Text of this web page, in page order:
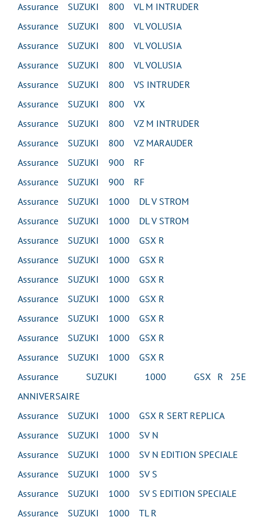
Assurance SUZUKI 800 VL M INTRUDER
Assurance SUZUKI 800 VL VOLUSIA
Assurance SUZUKI 800 VL VOLUSIA
Assurance SUZUKI 800 VL VOLUSIA
Assurance SUZUKI 800 VS INTRUDER
Assurance SUZUKI 800 VX
Assurance SUZUKI 800 VZ M INTRUDER
Assurance SUZUKI 800 VZ MARAUDER
Assurance SUZUKI 900 RF
Assurance SUZUKI 900 RF
Assurance SUZUKI 1000 DL V STROM
Assurance SUZUKI 1000 DL V STROM
Assurance SUZUKI 1000 GSX R
Assurance SUZUKI 1000 GSX R
Assurance SUZUKI 1000 GSX R
Assurance SUZUKI 1000 GSX R
Assurance SUZUKI 1000 GSX R
Assurance SUZUKI 1000 GSX R
Assurance SUZUKI 1000 GSX R
Assurance SUZUKI 1000 GSX R 25E
ANNIVERSAIRE
Assurance SUZUKI 1000 GSX R SERT REPLICA
Assurance SUZUKI 1000 SV N
Assurance SUZUKI 1000 SV N EDITION SPECIALE
Assurance SUZUKI 1000 SV S
Assurance SUZUKI 1000 SV S EDITION SPECIALE
Assurance SUZUKI 1000 TL R